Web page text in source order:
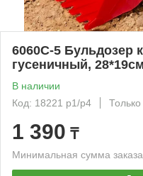
6060C-5 Бульдозер
гусеничный, 28*19см
В наличии
Код: 18221 р1/р4
Только
1 390 ₸
Минимальная сумма